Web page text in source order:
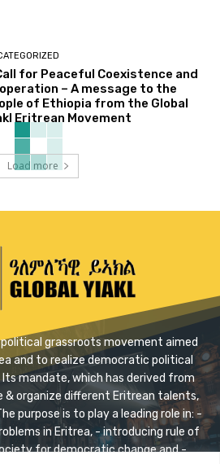
for Peaceful Coexistence and
– A message to the
of Ethiopia from the Global
Eritrean Movement
Load more
political grassroots movement aimed
and to realize democratic political
mandate, which has derived from
& organize different Eritrean talents,
purpose is to play a leading role in: -
in Eritrea, - introducing rule of
for democratic change and -